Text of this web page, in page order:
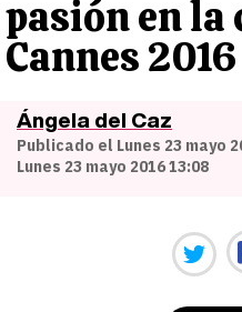
pasión en la
Cannes 2016
Ángela del Caz
Publicado el Lunes 23 mayo
Lunes 23 mayo 2016 13:08